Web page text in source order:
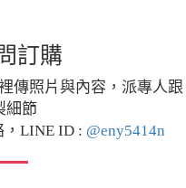
訂購
傳照片與內容，派專人跟
細節
LINE ID : @eny5414n